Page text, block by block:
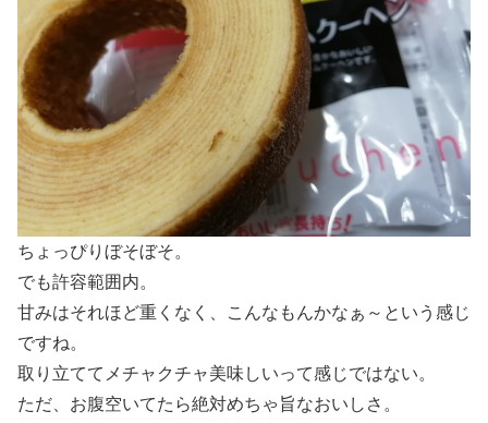
ちょっぴりぼそぼそ。
でも許容範囲内。
甘みはそれほど重くなく、こんなもんかなぁ～という感じ
ですね。
取り立ててメチャクチャ美味しいって感じではない。
ただ、お腹空いてたら絶対めちゃ旨なおいしさ。